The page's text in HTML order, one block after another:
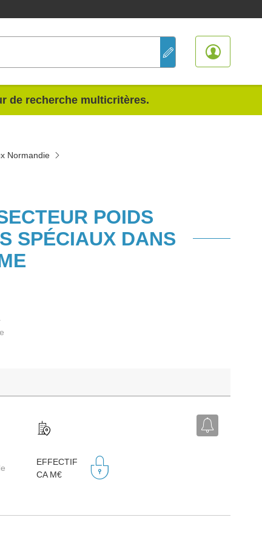
de recherche multicritères.
Normandie
POIDS
SPÉCIAUX DANS
EFFECTIF
CA M€